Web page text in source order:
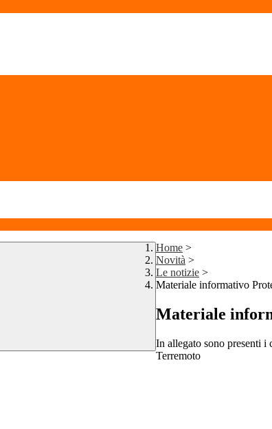
Home >
Novità >
Le notizie >
Materiale informativo
Materiale
In allegato sono presenti i
Terremoto